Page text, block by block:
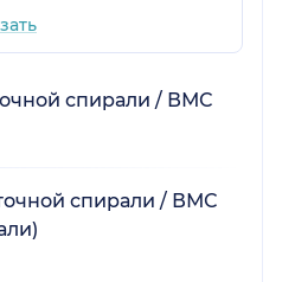
спирали / ВМС
спирали / ВМС